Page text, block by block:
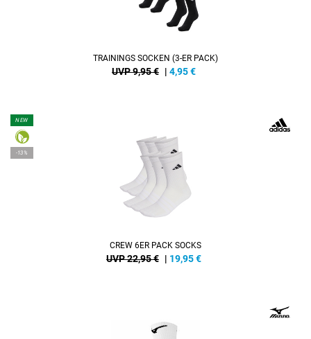
TRAININGS SOCKEN (3-ER PACK)
UVP 9,95 € | 4,95€
NEW
-13%
CREW 6ER PACK SOCKS
UVP 22,95 € | 19,95€